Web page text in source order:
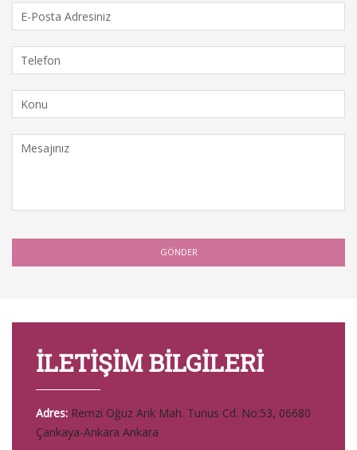
İLETİŞİM BİLGİLERİ
Adres: Remzi Oğuz Arık Mah. Tunus Cd. No:53, 06680
Çankaya-Ankara Ankara